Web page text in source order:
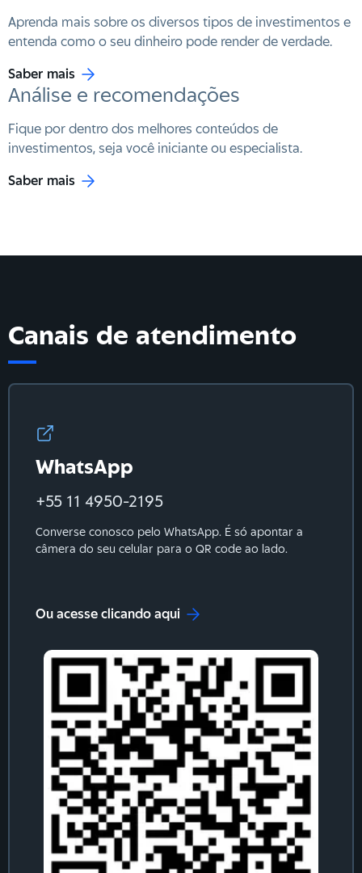
Aprenda mais sobre os diversos tipos de investimentos e
entenda como o seu dinheiro pode render de verdade.
Saber mais
Análise e recomendações
Fique por dentro dos melhores conteúdos de
investimentos, seja você iniciante ou especialista.
Saber mais
Canais de atendimento
WhatsApp
+55 11 4950-2195
Converse conosco pelo WhatsApp. É só apontar a
câmera do seu celular para o QR code ao lado.
Ou acesse clicando aqui